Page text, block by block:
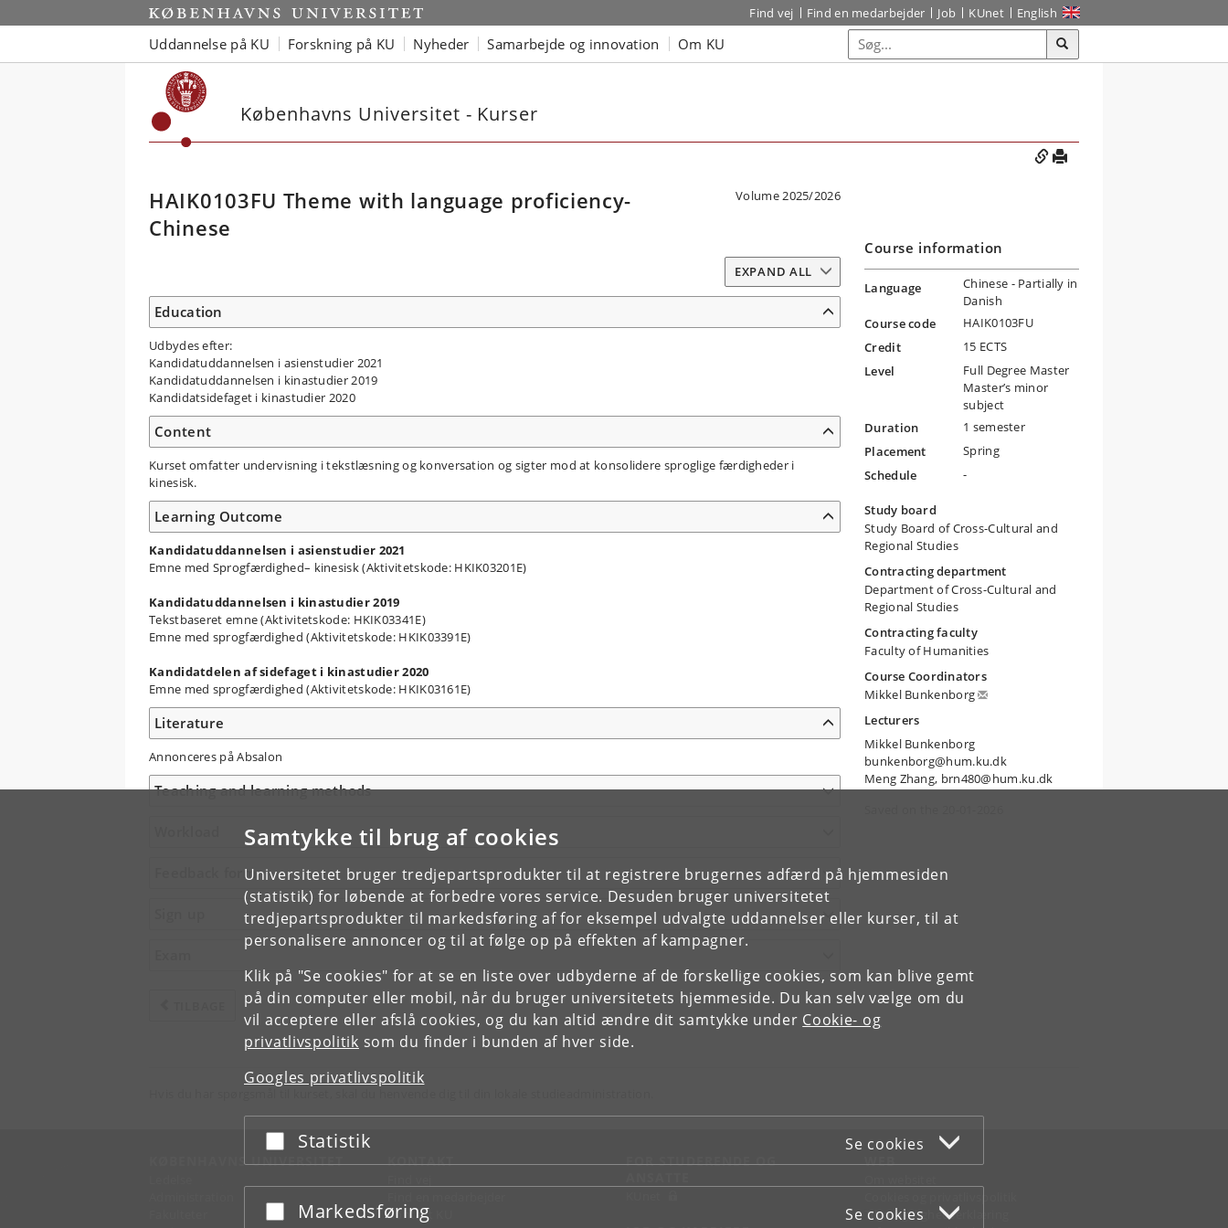
Samtykke til brug af cookies
Universitetet bruger tredjepartsprodukter til at registrere brugernes adfærd på hjemmesiden
(statistik) for løbende at forbedre vores service. Desuden bruger universitetet
tredjepartsprodukter til markedsføring af for eksempel udvalgte uddannelser eller kurser, til at
personalisere annoncer og til at følge op på effekten af kampagner.
Klik på "Se cookies" for at se en liste over udbyderne af de forskellige cookies, som kan blive gemt
på din computer eller mobil, når du bruger universitetets hjemmeside. Du kan selv vælge om du
vil acceptere eller afslå cookies, og du kan altid ændre dit samtykke under Cookie- og
privatlivspolitik som du finder i bunden af hver side.
Googles privatlivspolitik
Acceptér eller afslå
Statistik Se cookies
Acceptér eller afslå
Markedsføring Se cookies
Find vej Find en medarbejder Job KUnet English
Uddannelse på KU Forskning på KU Nyheder Samarbejde og innovation Om KU
Københavns Universitet - Kurser
HAIK0103FU Theme with language proficiency-
Chinese
Volume 2025/2026
EXPAND ALL
Education
Udbydes efter:
Kandidatuddannelsen i asienstudier 2021
Kandidatuddannelsen i kinastudier 2019
Kandidatsidefaget i kinastudier 2020
Content
Kurset omfatter undervisning i tekstlæsning og konversation og sigter mod at konsolidere sproglige færdigheder i
kinesisk.
Learning Outcome
Kandidatuddannelsen i asienstudier 2021
Emne med Sprogfærdighed– kinesisk (Aktivitetskode: HKIK03201E)
Kandidatuddannelsen i kinastudier 2019
Tekstbaseret emne (Aktivitetskode: HKIK03341E)
Emne med sprogfærdighed (Aktivitetskode: HKIK03391E)
Kandidatdelen af sidefaget i kinastudier 2020
Emne med sprogfærdighed (Aktivitetskode: HKIK03161E)
Literature
Annonceres på Absalon
Teaching and learning methods
Feedback form
Course information
Language Chinese - Partially in
Danish
Course code
HAIK0103FU
Credit
15 ECTS
Level
Full Degree Master
Master’s minor
subject
Duration
1 semester
Placement
Spring
Schedule
-
Study board
Study Board of Cross-Cultural and
Regional Studies
Contracting department
Department of Cross-Cultural and
Regional Studies
Contracting faculty
Faculty of Humanities
Course Coordinators
Mikkel Bunkenborg
Lecturers
Mikkel Bunkenborg
bunkenborg@hum.ku.dk
Meng Zhang, brn480@hum.ku.dk
KØBENHAVNS UNIVERSITET KONTAKT
Kontakt KU
FOR STUDERENDE OG
WEB
Tilgængelighedserklæring